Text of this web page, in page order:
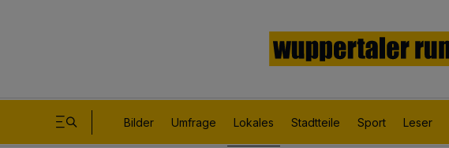
Bilder Umfrage Lokales Stadtteile Sport Leser